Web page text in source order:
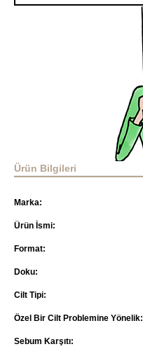
Ürün Bilgileri
Marka:
Ürün İsmi:
Format:
Doku:
Cilt Tipi:
Özel Bir Cilt Problemine Yönelik:
Sebum Karşıtı: